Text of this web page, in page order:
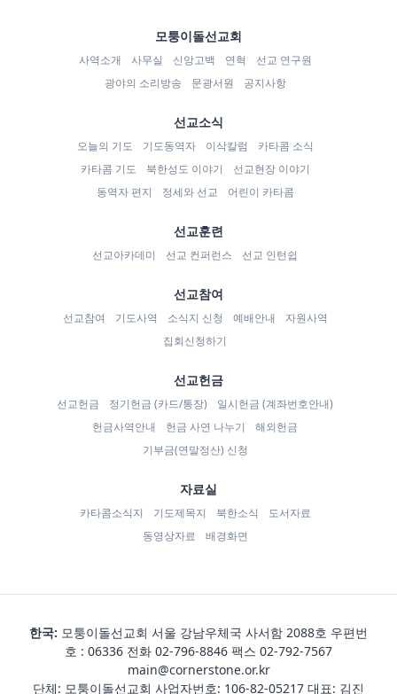
모퉁이돌선교회
사역소개 사무실 신앙고백 연혁
선교 연구원
광야의 소리방송
문광서원 공지사항
선교소식
오늘의 기도 기도동역자 이삭칼럼
카타콤 소식
카타콤 기도
북한성도 이야기
선교현장 이야기
동역자 편지
정세와 선교 어린이 카타콤
선교훈련
선교아카데미 선교 컨퍼런스 선교 인턴쉽
선교참여
선교참여 기도사역 소식지 신청 예배안내
자원사역
집회신청하기
선교헌금
선교헌금 정기헌금 (카드/통장)
일시헌금 (계좌번호안내)
헌금사역안내
헌금 사연 나누기
해외헌금
기부금(연말정산) 신청
자료실
카타콤소식지 기도제목지 북한소식
도서자료
동영상자료
배경화면
한국: 모퉁이돌선교회 서울 강남우체국 사서함 2088호 우편번
호 : 06336 전화 02-796-8846 팩스 02-792-7567
main@cornerstone.or.kr
단체: 모퉁이돌선교회 사업자번호: 106-82-05217 대표: 김진